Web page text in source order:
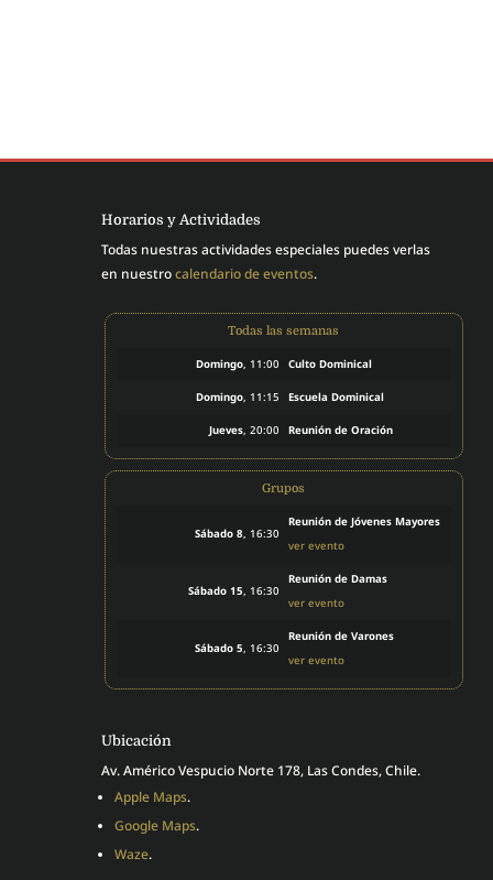
Horarios y Actividades
Todas nuestras actividades especiales puedes verlas
en nuestrocalendario de eventos.
Todas las semanas
Domingo, 11:00 Culto Dominical
Domingo, 11:15 Escuela Dominical
Jueves, 20:00 Reunión de Oración
Grupos
Sábado 8, 16:30
Reunión de Jóvenes Mayores
ver evento
Sábado 15, 16:30
Reunión de Damas
ver evento
Sábado 5, 16:30
Reunión de Varones
ver evento
Ubicación
Av. Américo Vespucio Norte 178, Las Condes, Chile.
Apple Maps.
Google Maps.
Waze.